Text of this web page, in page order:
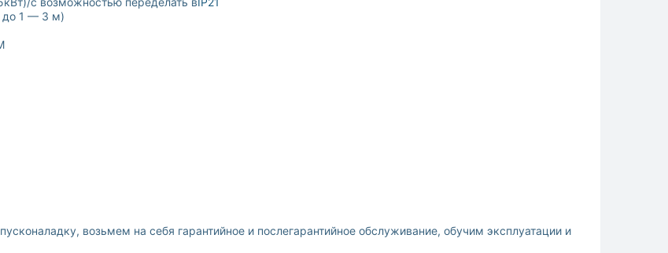
до 1 — 3 м)
возьмем на себя гарантийное и послегарантийное обслуживание, обучим эксплуатации и